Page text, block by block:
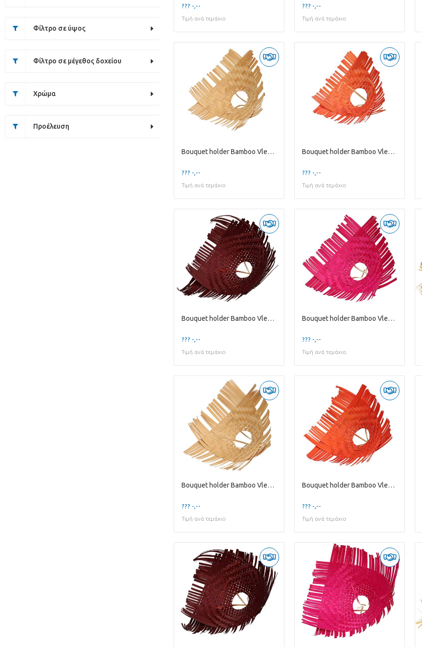
Φίλτρο σε ύψος
Φίλτρο σε μέγεθος δοχείου
Χρώμα
Προέλευση
??? -,--
Τιμή ανά τεμάχιο
??? -,--
Τιμή ανά τεμάχιο
Bouquet holder Bamboo Vlecht D25cm
??? -,--
Τιμή ανά τεμάχιο
Bouquet holder Bamboo Vlecht D25cm
??? -,--
Τιμή ανά τεμάχιο
Bouquet holder Bamboo Vlecht D30cm
??? -,--
Τιμή ανά τεμάχιο
Bouquet holder Bamboo Vlecht D30cm
??? -,--
Τιμή ανά τεμάχιο
Bouquet holder Bamboo Vlecht D30cm
??? -,--
Τιμή ανά τεμάχιο
Bouquet holder Bamboo Vlecht D30cm
??? -,--
Τιμή ανά τεμάχιο